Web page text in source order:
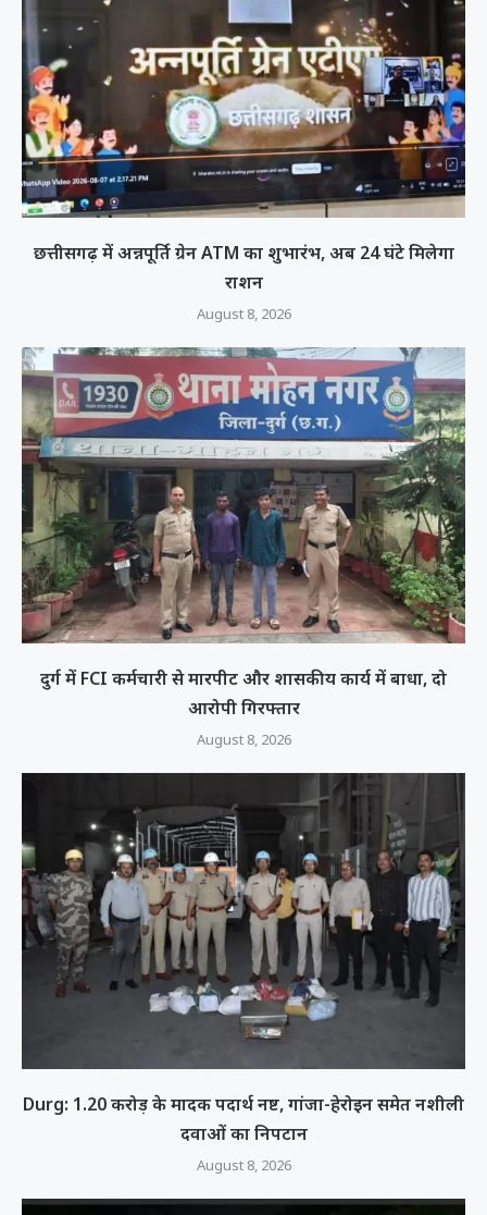
छत्तीसगढ़ में अन्नपूर्ति ग्रेन ATM का शुभारंभ, अब 24 घंटे मिलेगा
राशन
August 8, 2026
दुर्ग में FCI कर्मचारी से मारपीट और शासकीय कार्य में बाधा, दो
आरोपी गिरफ्तार
August 8, 2026
Durg: 1.20 करोड़ के मादक पदार्थ नष्ट, गांजा-हेरोइन समेत नशीली
दवाओं का निपटान
August 8, 2026